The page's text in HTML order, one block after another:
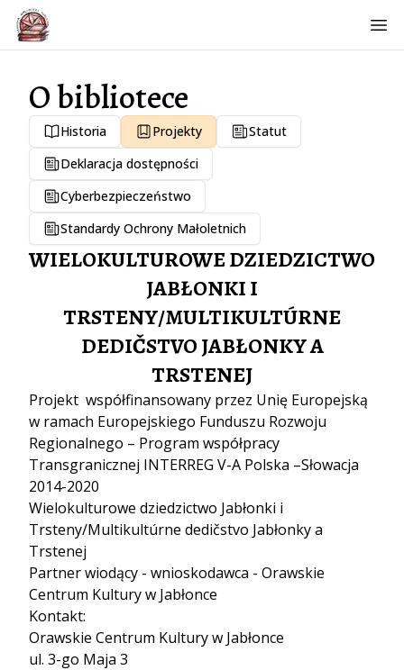
O bibliotece
Historia Projekty
Statut
Deklaracja dostępności
Cyberbezpieczeństwo
Standardy Ochrony Małoletnich
WIELOKULTUROWE DZIEDZICTWO
JABŁONKI I
TRSTENY/MULTIKULTÚRNE
DEDIČSTVO JABŁONKY A
TRSTENEJ
Projekt współfinansowany przez Unię Europejską
w ramach Europejskiego Funduszu Rozwoju
Regionalnego – Program współpracy
Transgranicznej INTERREG V-A Polska –Słowacja
2014-2020
Wielokulturowe dziedzictwo Jabłonki i
Trsteny/Multikultúrne dedičstvo Jabłonky a
Trstenej
Partner wiodący - wnioskodawca - Orawskie
Centrum Kultury w Jabłonce
Kontakt:
Orawskie Centrum Kultury w Jabłonce
ul. 3-go Maja 3